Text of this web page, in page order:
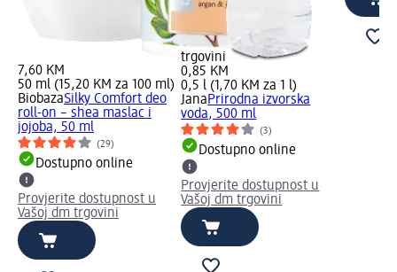
7,60 KM
50 ml (15,20 KM za 100 ml)
BiobazaSilky Comfort deo
roll-on – shea maslac i
jojoba, 50 ml
(29)
Dostupno online
Provjerite dostupnost u
Vašoj dm trgovini
trgovini
0,85 KM
0,5 l (1,70 KM za 1 l)
JanaPrirodna izvorska
voda, 500 ml
(3)
Dostupno online
Provjerite dostupnost u
Vašoj dm trgovini